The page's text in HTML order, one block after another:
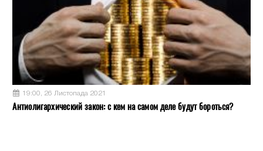
19:00, 26 Листопада 2021
Антиолигархический закон: с кем на самом деле будут бороться?